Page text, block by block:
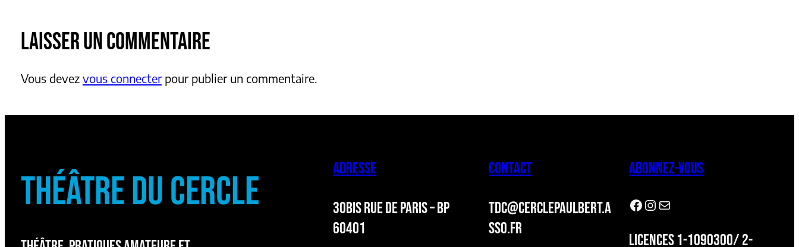
LAISSER UN COMMENTAIRE
Vous devez vous connecterpour publier un commentaire.
THÉÂTRE DU CERCLE ADRESSE
30BIS RUE DE PARIS – BP
60401
CONTACT
TDC@CERCLEPAULBERT.A
SSO.FR
ABONNEZ-VOUS
Facebook Instagram Newsletter
LICENCES 1-1090300/ 2-